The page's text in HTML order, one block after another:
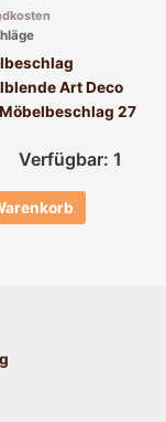
Art Deco
27
Verfügbar: 1